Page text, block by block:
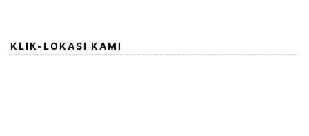
KLIK-LOKASI KAMI